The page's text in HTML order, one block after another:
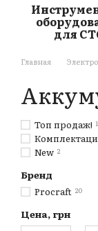
для
Главная
Топ продаж! 1
New 2
Бренд
Procraft 20
Цена, грн